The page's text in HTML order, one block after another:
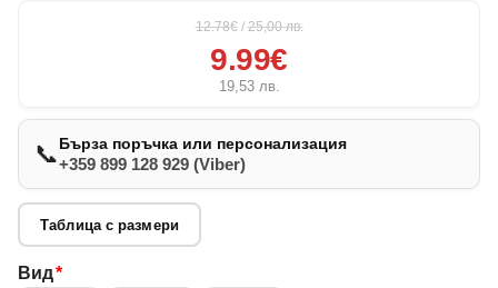
12.78€ / 25,00лв.
9.99€
19,53 лв.
📞Бърза поръчка или персонализация
+359 899 128 929 (Viber)
Таблица с размери
Вид*